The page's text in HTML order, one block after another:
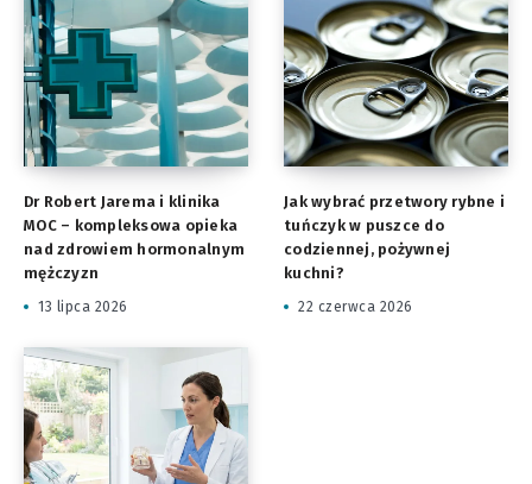
Dr Robert Jarema i klinika
MOC – kompleksowa opieka
nad zdrowiem hormonalnym
mężczyzn
13 lipca 2026
Jak wybrać przetwory rybne i
tuńczyk w puszce do
codziennej, pożywnej
kuchni?
22 czerwca 2026